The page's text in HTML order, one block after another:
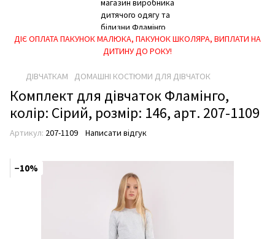
ДІЄ ОПЛАТА ПАКУНОК МАЛЮКА, ПАКУНОК ШКОЛЯРА, ВИПЛАТИ НА
ДИТИНУ ДО РОКУ!
ДІВЧАТКАМ ДОМАШНІ КОСТЮМИ ДЛЯ ДІВЧАТОК
Комплект для дівчаток Фламінго,
колір: Сірий, розмір: 146, арт. 207-1109
Артикул: 207-1109 Написати відгук
−10%